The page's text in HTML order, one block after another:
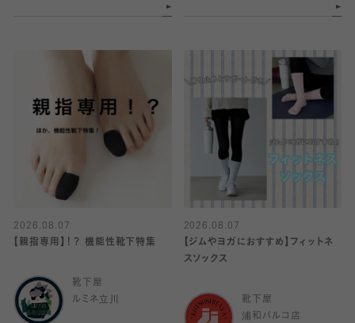
2026.08.07
【親指専用】！？ 機能性靴下特集
靴下屋
ルミネ立川
2026.08.07
【ジムやヨガにおすすめ】フィットネ
スソックス
靴下屋
浦和パルコ店